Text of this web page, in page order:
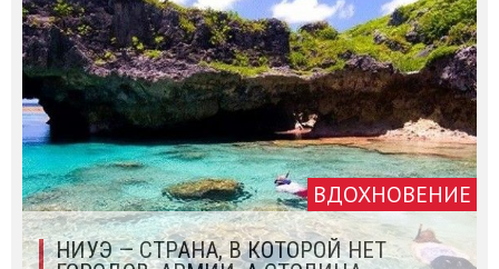
ВДОХНОВЕНИЕ
НИУЭ — СТРАНА, В КОТОРОЙ НЕТ